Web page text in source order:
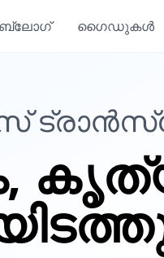
ബ്ലോഗ് ഗൈഡുകൾ